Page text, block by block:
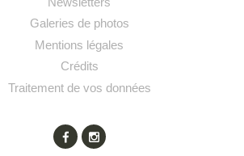
Galeries de photos
Mentions légales
Crédits
Traitement de vos données